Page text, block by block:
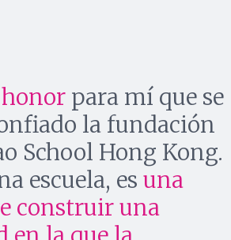
para mí que se
la fundación
School Hong Kong.
escuela, es una
construir una